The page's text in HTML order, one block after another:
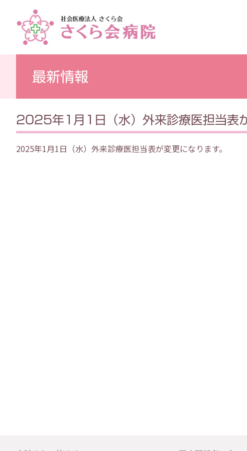
最新情報
2025年1月1日（水）外来診療医担当表
2025年1月1日（水）外来診療医担当表が変更になります。